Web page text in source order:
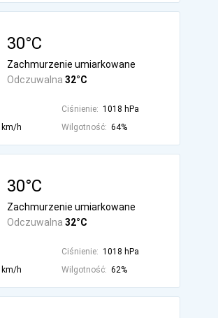
30°C
Odczuwalna 32°C
Zachmurzenie umiarkowane
Ciśnienie: 1018 hPa
km/h Wilgotność: 64%
30°C
Odczuwalna 32°C
Zachmurzenie umiarkowane
Ciśnienie: 1018 hPa
km/h Wilgotność: 62%